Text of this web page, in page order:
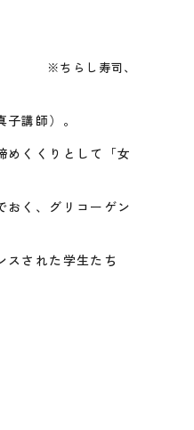
※ちらし寿司、
講師）。
めくくりとして「女
おく、グリコーゲン
スされた学生たち